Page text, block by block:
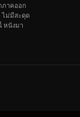
ภาคออก
ไม่มีสะดุด
หนังมา